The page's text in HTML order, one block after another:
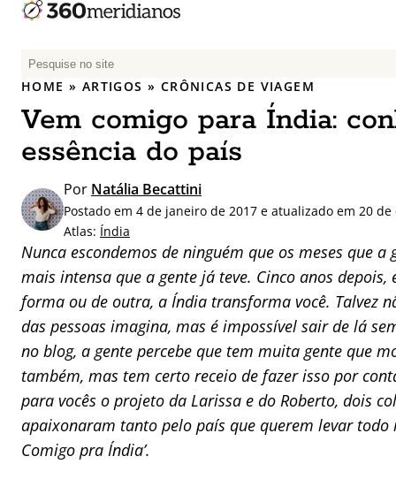
P
e
q
u
i
a
r
p
o
r
:
HOME » ARTIGOS » CRÔNICAS DE VIAGEM
Vem comigo para Índia:
essência do país
Por Natália Becattini
Postado em 4 de janeiro de 2017 e atualizado em 20
Atlas: Índia
Nunca escondemos de ninguém que os meses que
mais intensa que a gente já teve. Cinco anos
forma ou de outra, a Índia transforma você. Talvez
das pessoas imagina, mas é impossível sair de lá
no blog, a gente percebe que tem muita gente que
também, mas tem certo receio de fazer isso por
para vocês o projeto da Larissa e do Roberto, dois
apaixonaram tanto pelo país que querem levar
Comigo pra Índia’.